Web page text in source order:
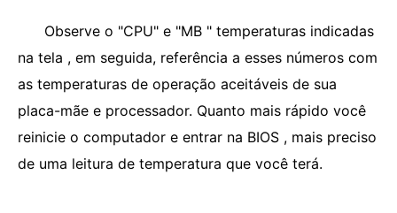
Observe o "CPU" e "MB " temperaturas indicadas
na tela , em seguida, referência a esses números com
as temperaturas de operação aceitáveis ​​de sua
placa-mãe e processador. Quanto mais rápido você
reinicie o computador e entrar na BIOS , mais preciso
de uma leitura de temperatura que você terá.